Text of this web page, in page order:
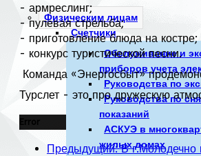
Физическим лицам
Счетчики
Обслуживание и
приборов учета
Руководства по
Руководства по
показаний
АСКУЭ в
жилых домах
- армреслинг;
- пулевая стрельба;
- приготовление блюда на костре;
- конкурс туристической песни.
Команда «Энергосбыт»
Турслет - это про дружескую
Error
Предыдущий: В г.Молодечно